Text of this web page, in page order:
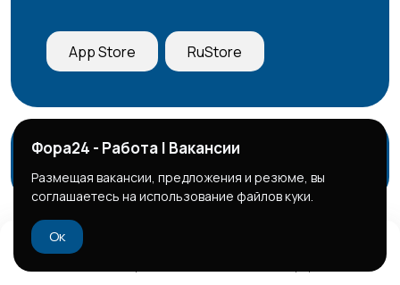
App Store RuStore
Вакансии компаний
Новости | Блог
Контакты
Служба поддержки
© 2026 Фора24 | Вакансии
Правила сервиса
Политика конфиденциальности
Фора24 - Работа | Вакансии
Размещая вакансии, предложения и резюме, вы
соглашаетесь на использование файлов куки.
Ок